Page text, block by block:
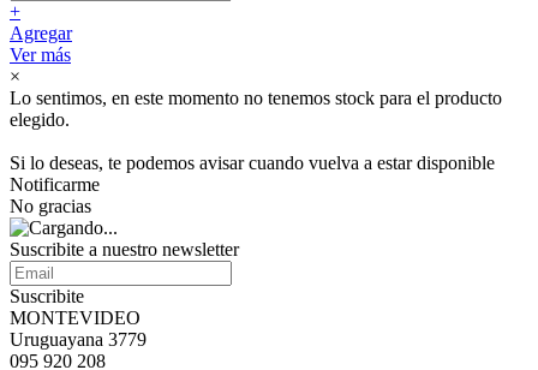
+
Agregar
Ver más
×
Lo sentimos, en este momento no tenemos stock para el producto
elegido.
Si lo deseas, te podemos avisar cuando vuelva a estar disponible
Notificarme
No gracias
Suscribite a nuestro newsletter
Suscribite
MONTEVIDEO
Uruguayana 3779
095 920 208